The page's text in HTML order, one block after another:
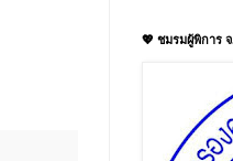
💖 ชมรมผู้พิการ